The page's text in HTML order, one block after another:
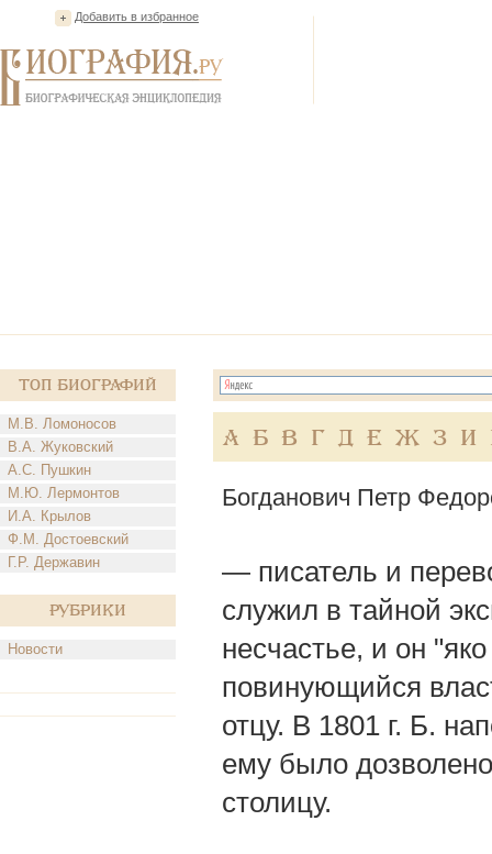
Добавить в избранное
Топ Биографий
М.В. Ломоносов
В.А. Жуковский
А.С. Пушкин
М.Ю. Лермонтов
И.А. Крылов
Ф.М. Достоевский
Г.Р. Державин
Рубрики
Новости
А Б В Г Д Е Ж З И
Богданович Петр
— писатель и
служил в тайной
несчастье, и он
повинующийся
отцу. В 1801 г. Б.
ему было
столицу.